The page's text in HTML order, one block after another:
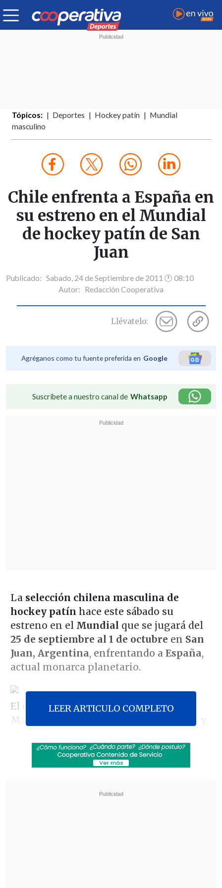
Tópicos: Deportes Hockey patín
Mundial
masculino
Chile enfrenta a España en
su estreno en el Mundial
de hockey patín de San
Juan
Publicado: Sabado, 24 de Septiembre de 2011 🕐 08:10
Autor: Redacción Cooperativa
Llévatelo:
Agréganos como tu fuente preferida en Google
Suscríbete a nuestro canal de Whatsapp
La selección chilena masculina de
hockey patín hace este sábado su
estreno en el Mundial que se jugará del
25 de septiembre al 1 de octubre en San
Juan, Argentina, enfrentando a España,
actual monarca planetario.
El equipo que adiestra eltécnico
Mauricio Llera
buscará dar la sorpresa y
victorias sobre Portugal e Italiaen
encuentros de preparación.
LEER ARTICULO COMPLETO